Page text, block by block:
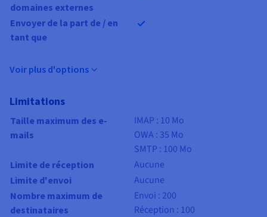
domaines externes
Envoyer de la part de / en
tant que
Voir plus d'options
Limitations
Taille maximum des e-
mails
IMAP : 10 Mo
OWA : 35 Mo
SMTP : 100 Mo
Limite de réception Aucune
Limite d'envoi Aucune
Nombre maximum de
destinataires
Envoi : 200
Réception : 100